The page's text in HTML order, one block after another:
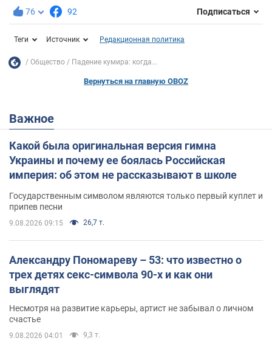
76 92 Подписаться
Теги Источник Редакционная политика
Общество Падение кумира: когда...
Вернуться на главную OBOZ
Важное
Какой была оригинальная версия гимна
Украины и почему ее боялась Российская
империя: об этом не рассказывают в школе
Государственным символом являются только первый куплет и
припев песни
9.08.2026 09:15 26,7 т.
Александру Пономареву – 53: что известно о
трех детях секс-символа 90-х и как они
выглядят
Несмотря на развитие карьеры, артист не забывал о личном
счастье
9.08.2026 04:01 9,3 т.